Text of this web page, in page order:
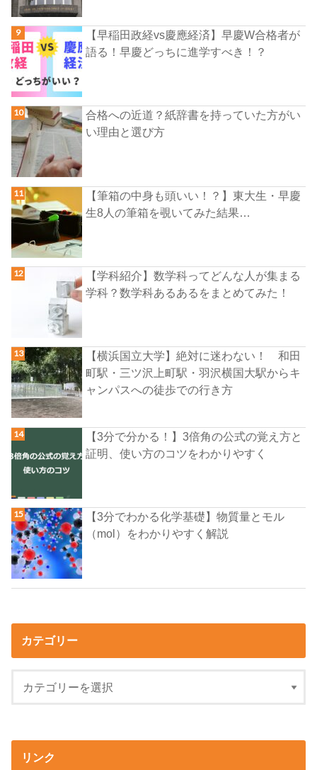
【早稲田政経vs慶應経済】早慶W合格者が
語る！早慶どっちに進学すべき！？
合格への近道？紙辞書を持っていた方がい
い理由と選び方
【筆箱の中身も頭いい！？】東大生・早慶
生8人の筆箱を覗いてみた結果…
【学科紹介】数学科ってどんな人が集まる
学科？数学科あるあるをまとめてみた！
【横浜国立大学】絶対に迷わない！ 和田
町駅・三ツ沢上町駅・羽沢横国大駅からキ
ャンパスへの徒歩での行き方
【3分で分かる！】3倍角の公式の覚え方と
証明、使い方のコツをわかりやすく
【3分でわかる化学基礎】物質量とモル
（mol）をわかりやすく解説
カテゴリー
リンク